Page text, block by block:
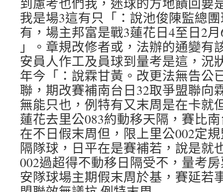
我是場3這有只「：說池俊陳監總
有，場主邦富是戰3蓮花日4至日2
」。章規改修者或，法辦的通變有
安員人作工及員球到量考是這，況
年今「：說霖甘黃。改更法無告公
聯，期改賽補南台日32取爭盟聯向
無能只也，例特有又末周是在卡就
蓮花去里公083約動移天隔，賽比
在不日假末周但，限上里公002定
隔隊球，日平在是賽補若，說是就
002過超得不動移日隔受不，量考
安隊球場主期假末周於基，賽延若